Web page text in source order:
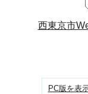
西東京市
PC版を表